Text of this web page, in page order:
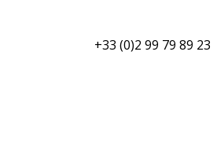
+33 (0)2 99 79 89 23